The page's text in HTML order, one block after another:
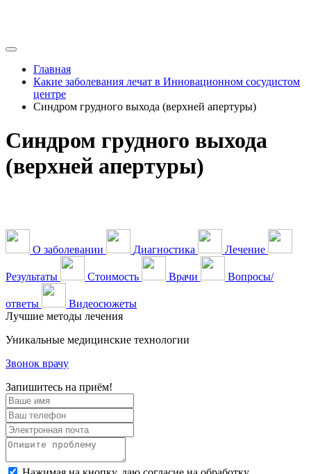
Главная
Какие заболевания лечат в Инновационном сосудистом
центре
Синдром грудного выхода (верхней апертуры)
Синдром грудного выхода
(верхней апертуры)
О заболевании Диагностика Лечение
Результаты Стоимость Врачи Вопросы/
ответы
Видеосюжеты
Лучшие методы лечения
Уникальные медицинские технологии
Звонок врачу
Запишитесь на приём!